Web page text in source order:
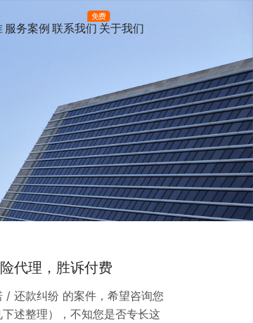
服务案例 联系我们
免费
关于我们
代理，胜诉付费
还款纠纷 的案件，希望咨询您
述整理），不知您是否专长这